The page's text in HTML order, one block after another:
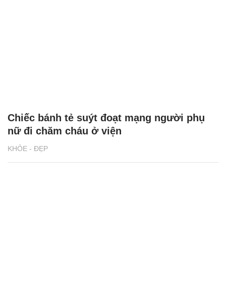
KHỎE - ĐẸP
Chiếc bánh tẻ suýt đoạt mạng người phụ
nữ đi chăm cháu ở viện